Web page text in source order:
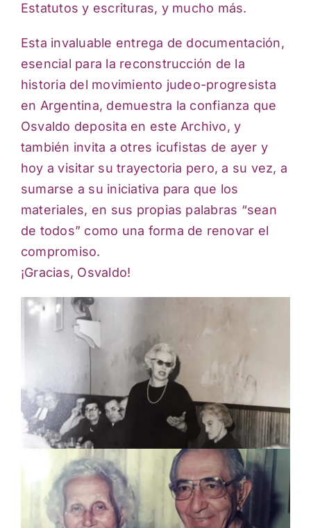
Estatutos y escrituras, y mucho más.
Esta invaluable entrega de documentación,
esencial para la reconstrucción de la
historia del movimiento judeo-progresista
en Argentina, demuestra la confianza que
Osvaldo deposita en este Archivo, y
también invita a otres icufistas de ayer y
hoy a visitar su trayectoria pero, a su vez, a
sumarse a su iniciativa para que los
materiales, en sus propias palabras “sean
de todos” como una forma de renovar el
compromiso.
¡Gracias, Osvaldo!